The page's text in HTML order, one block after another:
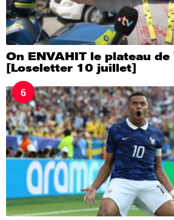
On ENVAHIT le plateau de
[Loseletter 10 juillet]
6